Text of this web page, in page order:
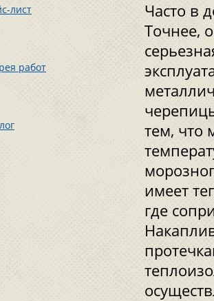
лист
работ
Часто в
Точнее,
тем, что
имеет
где